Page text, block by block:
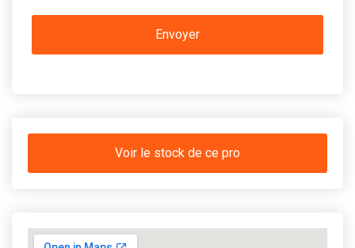
Voir le stock de ce pro